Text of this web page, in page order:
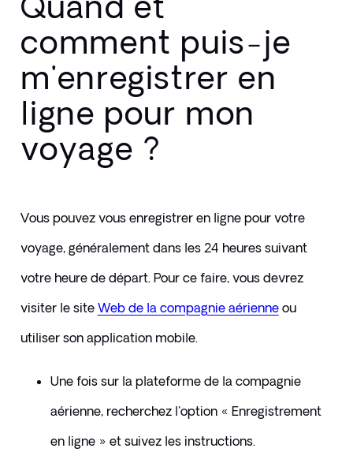
comment puis-je
m'enregistrer en
ligne pour mon
voyage ?
Vous pouvez vous enregistrer en ligne pour votre
voyage, généralement dans les 24 heures suivant
votre heure de départ. Pour ce faire, vous devrez
visiter le site Web de la compagnie aérienne ou
utiliser son application mobile.
Une fois sur la plateforme de la compagnie
aérienne, recherchez l'option « Enregistrement
en ligne » et suivez les instructions.